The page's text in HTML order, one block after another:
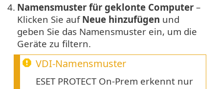
4. Namensmuster für geklonte Computer –
Klicken Sie auf Neue hinzufügen und
geben Sie das Namensmuster ein, um die
Geräte zu filtern.
VDI-Namensmuster
ESET PROTECT On-Prem erkennt nur